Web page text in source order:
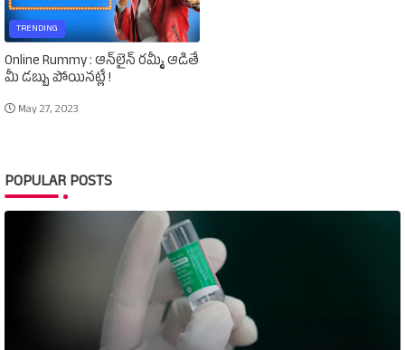
TRENDING
Online Rummy : ఆన్‌లైన్‌ రమ్మీ ఆడితే
మీ డబ్బు పోయినట్లే !
May 27, 2023
POPULAR POSTS